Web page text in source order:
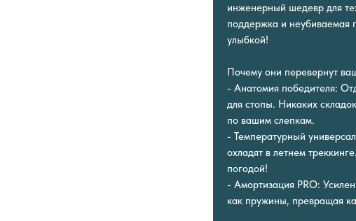
инженерный шедевр для
поддержка и неубиваемая
улыбкой!
Почему они перевернут
- Анатомия победителя:
для стопы. Никаких
по вашим слепкам.
- Температурный
охладят в летнем
погодой!
- Амортизация PRO:
как пружины, превращая